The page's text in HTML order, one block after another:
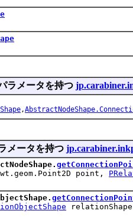
ラメータを持つ
,
メータを持つ
point,